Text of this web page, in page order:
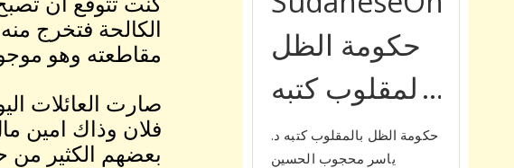
كنت تتوقع ان
الكالحة فتخرج
مقاطعته وهو
صارت العائلات
فلان وذاك امين
بعضهم الكثير من